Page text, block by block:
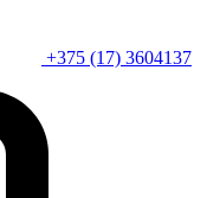
+375 (17) 3604137